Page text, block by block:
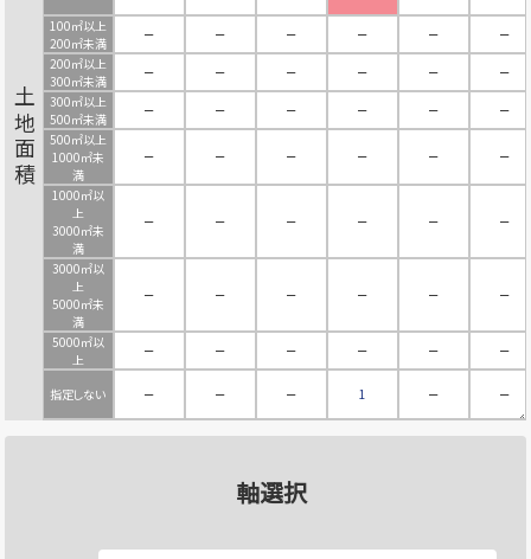
土地面積
100㎡以上
200㎡未満
－ － － － －
－
200㎡以上
300㎡未満
－ － － － －
－
300㎡以上
500㎡未満
－ － － － －
－
500㎡以上
1000㎡未
満
－ － － － － －
1000㎡以
上
3000㎡未
満
－ － － － － －
3000㎡以
上
5000㎡未
満
－ － － － － －
5000㎡以
上
－ － － － － －
指定しない － － － 1 － －
軸選択